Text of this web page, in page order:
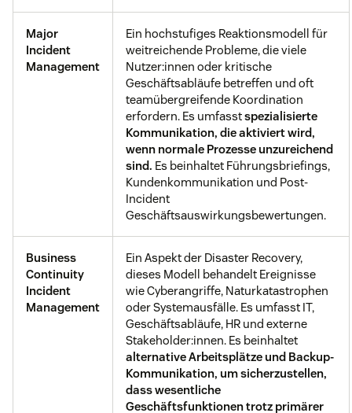
Major
Incident
Management
Ein hochstufiges Reaktionsmodell für
weitreichende Probleme, die viele
Nutzer:innen oder kritische
Geschäftsabläufe betreffen und oft
teamübergreifende Koordination
erfordern. Es umfasstspezialisierte
Kommunikation, die aktiviert wird,
wenn normale Prozesse unzureichend
sind. Es beinhaltet Führungsbriefings,
Kundenkommunikation und Post-
Incident
Geschäftsauswirkungsbewertungen.
Business
Continuity
Incident
Management
Ein Aspekt der Disaster Recovery,
dieses Modell behandelt Ereignisse
wie Cyberangriffe, Naturkatastrophen
oder Systemausfälle. Es umfasst IT,
Geschäftsabläufe, HR und externe
Stakeholder:innen. Es beinhaltet
alternative Arbeitsplätze und Backup-
Kommunikation, um sicherzustellen,
dass wesentliche
Geschäftsfunktionen trotz primärer